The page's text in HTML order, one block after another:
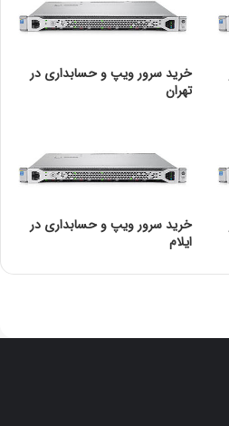
خرید سرور ویپ و حسابداری در
تهران
خرید سرور ویپ و حسابداری در
ایلام